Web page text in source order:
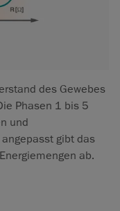
des Gewebes
Phasen 1 bis 5
und
gibt das
ab.